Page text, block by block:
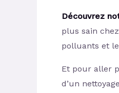
Découvrez
plus sain
polluants et
Et pour aller
d’un